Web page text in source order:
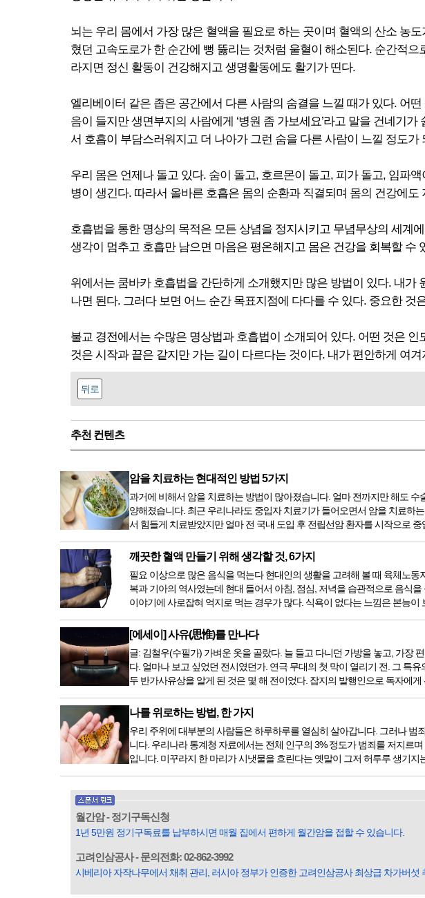
뇌는 우리 몸에서 가장 많은 혈액을 필요로 하는 곳이며 혈액의 산소 농
혔던 고속도로가 한 순간에 뻥 뚫리는 것처럼 울혈이 해소된다. 순간적
라지면 정신 활동이 건강해지고 생명활동에도 활기가 띤다.
엘리베이터 같은 좁은 공간에서 다른 사람의 숨결을 느낄 때가 있다. 어
음이 들지만 생면부지의 사람에게 ‘병원 좀 가보세요’라고 말을 건네기
서 호흡이 부담스러워지고 더 나아가 그런 숨을 다른 사람이 느낄 정도가
우리 몸은 언제나 돌고 있다. 숨이 돌고, 호르몬이 돌고, 피가 돌고, 임파
병이 생긴다. 따라서 올바른 호흡은 몸의 순환과 직결되며 몸의 건강에도
호흡법을 통한 명상의 목적은 모든 상념을 정지시키고 무념무상의 세계
생각이 멈추고 호흡만 남으면 마음은 평온해지고 몸은 건강을 회복할 수
위에서는 쿰바카 호흡법을 간단하게 소개했지만 많은 방법이 있다. 내
나면 된다. 그러다 보면 어느 순간 목표지점에 다다를 수 있다. 중요한
불교 경전에서는 수많은 명상법과 호흡법이 소개되어 있다. 어떤 것은
것은 시작과 끝은 같지만 가는 길이 다르다는 것이다. 내가 편안하게 여
뒤로
추천 컨텐츠
암을 치료하는 현대적인 방법 5가지
과거에 비해서 암을 치료하는 방법이 많아졌습니다. 얼마 전까지만 해도
양해졌습니다. 최근 우리나라도 중입자 치료기가 들어오면서 암을 치료하
서 힘들게 치료받았지만 얼마 전 국내 도입 후 전립선암 환자를 시작으로
깨끗한 혈액 만들기 위해 생각할 것, 6가지
필요 이상으로 많은 음식을 먹는다 현대인의 생활을 고려해 볼 때 육체노
복과 기아의 역사였는데 현대 들어서 아침, 점심, 저녁을 습관적으로 음식
이야기에 사로잡혀 억지로 먹는 경우가 많다. 식욕이 없다는 느낌은 본능이
[에세이] 사유(思惟)를 만나다
글: 김철우(수필가) 가벼운 옷을 골랐다. 늘 들고 다니던 가방을 놓고, 가장
다. 얼마나 보고 싶었던 전시였던가. 연극 무대의 첫 막이 열리기 전. 그 특
두 반가사유상을 알게 된 것은 몇 해 전이었다. 잡지의 발행인으로 독자에
나를 위로하는 방법, 한 가지
우리 주위에 대부분의 사람들은 하루하루를 열심히 살아갑니다. 그러나
니다. 우리나라 통계청 자료에서는 전체 인구의 3% 정도가 범죄를 저지르
입니다. 미꾸라지 한 마리가 시냇물을 흐린다는 옛말이 그저 허투루 생기
월간암 - 정기구독신청
1년 5만원 정기구독료를 납부하시면 매월 집에서 편하게 월간암을 접할 수 있습니다.
고려인삼공사 - 문의전화: 02-862-3992
시베리아 자작나무에서 채취 관리, 러시아 정부가 인증한 고려인삼공사 최상급 차가버섯